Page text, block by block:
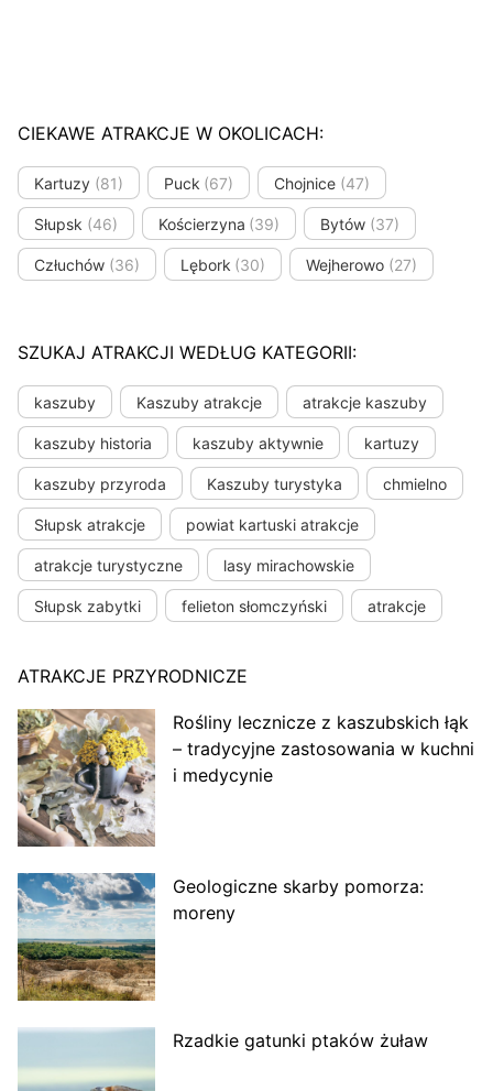
CIEKAWE ATRAKCJE W OKOLICACH:
Kartuzy (81) Puck (67) Chojnice (47)
Słupsk (46) Kościerzyna (39) Bytów (37)
Człuchów (36) Lębork (30) Wejherowo (27)
SZUKAJ ATRAKCJI WEDŁUG KATEGORII:
kaszuby Kaszuby atrakcje atrakcje kaszuby
kaszuby historia kaszuby aktywnie kartuzy
kaszuby przyroda Kaszuby turystyka chmielno
Słupsk atrakcje powiat kartuski atrakcje
atrakcje turystyczne lasy mirachowskie
Słupsk zabytki felieton słomczyński atrakcje
ATRAKCJE PRZYRODNICZE
Rośliny lecznicze z kaszubskich łąk
– tradycyjne zastosowania w kuchni
i medycynie
Geologiczne skarby pomorza:
moreny
Rzadkie gatunki ptaków żuław